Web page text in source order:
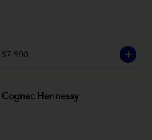
$7.900
Cognac Hennessy